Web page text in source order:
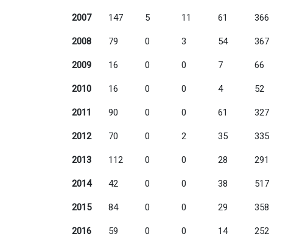
2007 147 5 11 61 366
2008 79 0 3 54 367
2009 16 0 0 7 66
2010 16 0 0 4 52
2011 90 0 0 61 327
2012 70 0 2 35 335
2013 112 0 0 28 291
2014 42 0 0 38 517
2015 84 0 0 29 358
2016 59 0 0 14 252